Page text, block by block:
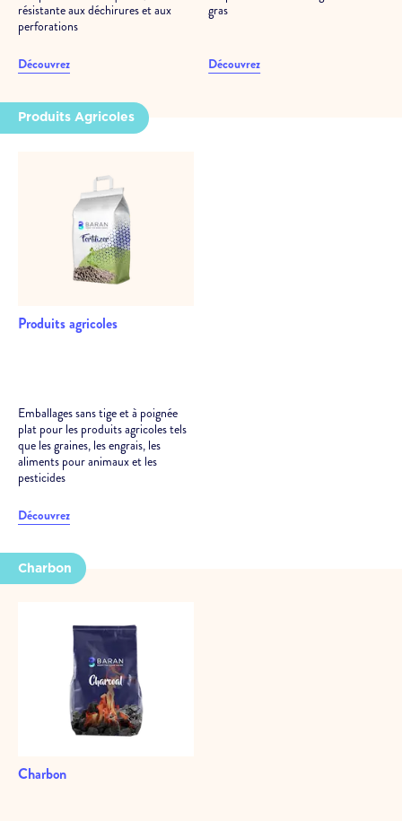
résistante aux déchirures et aux
perforations
Découvrez
gras
Découvrez
Produits Agricoles
Produits agricoles
Emballages sans tige et à poignée
plat pour les produits agricoles tels
que les graines, les engrais, les
aliments pour animaux et les
pesticides
Découvrez
Charbon
Charbon